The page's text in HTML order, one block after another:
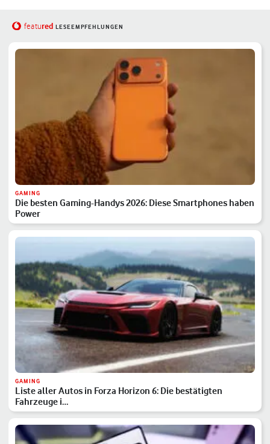
featured LESEEMPFEHLUNGEN
GAMING
Die besten Gaming-Handys 2026: Diese Smartphones haben
Power
GAMING
Liste aller Autos in Forza Horizon 6: Die bestätigten
Fahrzeuge i…